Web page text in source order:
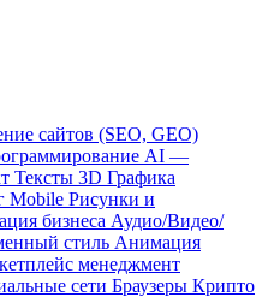
сайтов (SEO, GEO)
AI —
Тексты 3D Графика
Mobile Рисунки и
бизнеса Аудио/Видео/
стиль Анимация
менеджмент
сети Браузеры Крипто